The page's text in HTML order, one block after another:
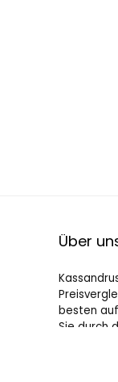
Über
besten
Sie durch